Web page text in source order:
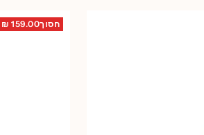
חסוך159.00 ₪